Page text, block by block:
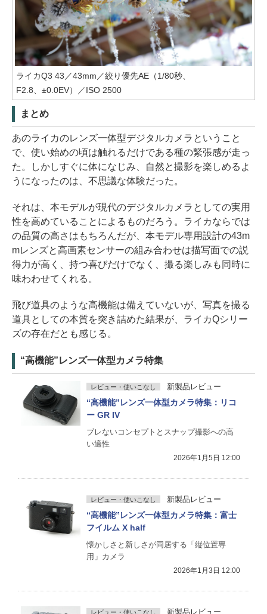
ライカQ3 43／43mm／絞り優先AE（1/80秒、
F2.8、±0.0EV）／ISO 2500
まとめ
あのライカのレンズ一体型デジタルカメラということ
で、使い始めの頃は触れるだけである種の緊張感が走っ
た。しかしすぐに体になじみ、自然と撮影を楽しめるよ
うになったのは、不思議な体験だった。
それは、本モデルが現代のデジタルカメラとしての実用
性を高めていることによるものだろう。ライカならでは
の品質の高さはもちろんだが、本モデル専用設計の43m
mレンズと高画素センサーの組み合わせは描写面での説
得力が高く、持つ喜びだけでなく、撮る楽しみも同時に
味わわせてくれる。
飛び道具のような高機能は備えていないが、写真を撮る
道具としての本質を突き詰めた結果が、ライカQシリー
ズの存在だとも感じる。
“高機能”レンズ一体型カメラ特集
レビュー・使いこなし 新製品レビュー
“高機能”レンズ一体型カメラ特集：リコ
ー GR IV
ブレないコンセプトとスナップ撮影への高
い適性
2026年1月5日 12:00
レビュー・使いこなし 新製品レビュー
“高機能”レンズ一体型カメラ特集：富士
フイルム X half
懐かしさと新しさが同居する「縦位置専
用」カメラ
2026年1月3日 12:00
レビュー・使いこなし 新製品レビュー